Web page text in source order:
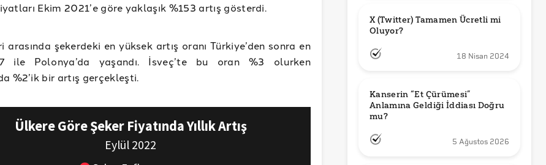
Ekim 2021’e göre yaklaşık %153 artış gösterdi.
arasında şekerdeki en yüksek artış oranı Türkiye’den sonra en
ile Polonya’da yaşandı. İsveç’te bu oran %3 olurken
%2’ik bir artış gerçekleşti.
X (Twitter) Tamamen Ücretli mi
Oluyor?
18 Nisan 2024
Kanserin “Et Çürümesi”
Anlamına Geldiği İddiası Doğru
mu?
5 Ağustos 2026